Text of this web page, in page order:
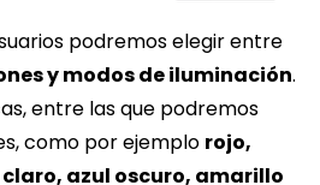
podremos elegir entre
y modos de iluminación.
entre las que podremos
como por ejemplo rojo,
azul oscuro, amarillo